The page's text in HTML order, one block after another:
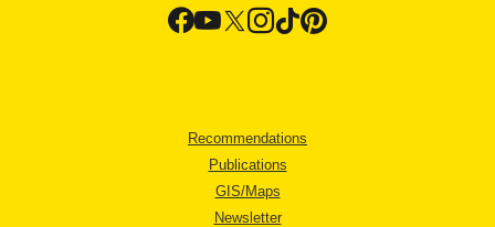
Recommendations
Publications
GIS/Maps
Newsletter